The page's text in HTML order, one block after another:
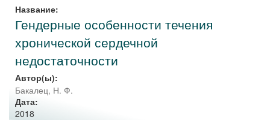
Название:
Гендерные особенности течения
хронической сердечной
недостаточности
Автор(ы):
Бакалец, Н. Ф.
Дата:
2018